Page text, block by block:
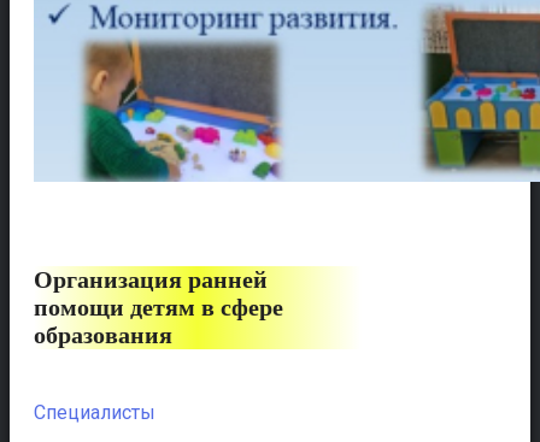
Организация ранней
помощи детям в сфере
образования
Специалисты